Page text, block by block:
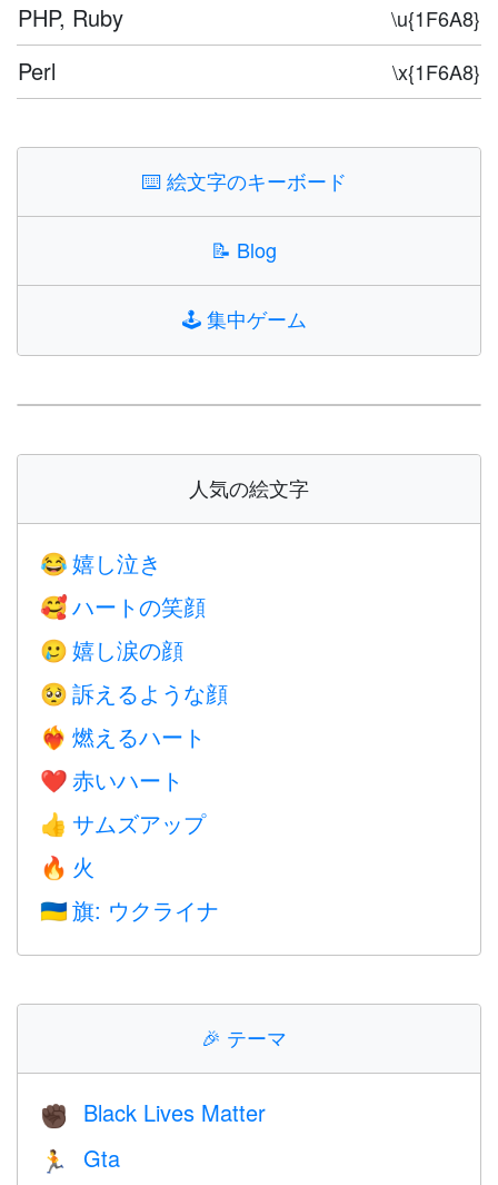
PHP, Ruby \u{1F6A8}
Perl \x{1F6A8}
⌨️絵文字のキーボード
📝 Blog
🕹️集中ゲーム
人気の絵文字
😂 嬉し泣き
🥰 ハートの笑顔
🥲 嬉し涙の顔
🥺 訴えるような顔
❤️‍🔥 燃えるハート
❤️ 赤いハート
👍 サムズアップ
🔥 火
🇺🇦 旗: ウクライナ
🎉 テーマ
✊🏿 Black Lives Matter
🏃 Gta